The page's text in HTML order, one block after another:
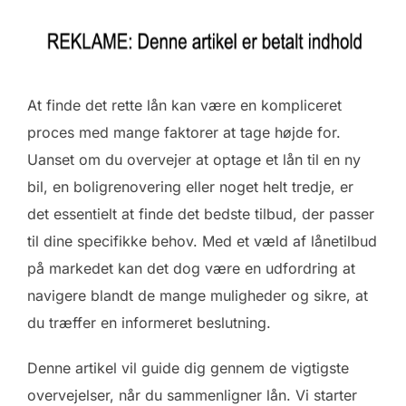
At finde det rette lån kan være en kompliceret
proces med mange faktorer at tage højde for.
Uanset om du overvejer at optage et lån til en ny
bil, en boligrenovering eller noget helt tredje, er
det essentielt at finde det bedste tilbud, der passer
til dine specifikke behov. Med et væld af lånetilbud
på markedet kan det dog være en udfordring at
navigere blandt de mange muligheder og sikre, at
du træffer en informeret beslutning.
Denne artikel vil guide dig gennem de vigtigste
overvejelser, når du sammenligner lån. Vi starter